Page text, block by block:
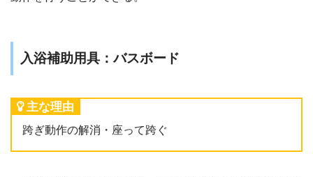
入浴補助用具：バスボード
主な理由
跨ぎ動作の解消・座って跨ぐ